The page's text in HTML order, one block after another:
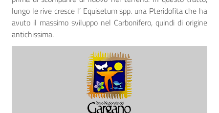
lungo le rive cresce l’ Equisetum spp. una Pteridofita che ha
avuto il massimo sviluppo nel Carbonifero, quindi di origine
antichissima.